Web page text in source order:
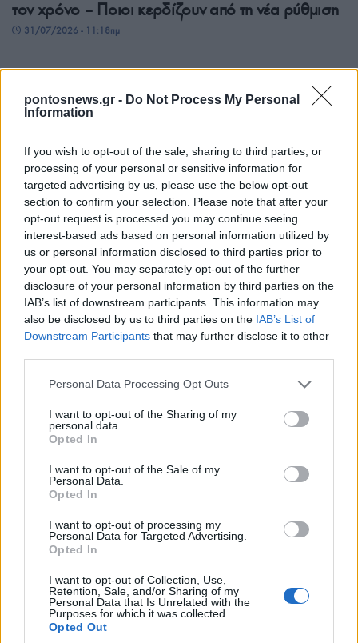
pontosnews.gr - Do Not Process My Personal
Information
If you wish to opt-out of the sale, sharing to third parties, or
processing of your personal or sensitive information for
targeted advertising by us, please use the below opt-out
section to confirm your selection. Please note that after your
opt-out request is processed you may continue seeing
interest-based ads based on personal information utilized by
us or personal information disclosed to third parties prior to
your opt-out. You may separately opt-out of the further
disclosure of your personal information by third parties on the
IAB’s list of downstream participants. This information may
also be disclosed by us to third parties on the IAB’s List of
Downstream Participants that may further disclose it to other
Please note that this website/app uses one or more Google
not limited to your visit or usage behaviour. You may click to
grant or deny consent to Google and its third-party tags to
use your data for below specified purposes in below Google
consent section.
Personal Data Processing Opt Outs
I want to opt-out of the Sharing of my
personal data.
Opted In
I want to opt-out of the Sale of my
Personal Data.
Opted In
I want to opt-out of processing my
Personal Data for Targeted Advertising.
Opted In
I want to opt-out of Collection, Use,
Retention, Sale, and/or Sharing of my
Personal Data that Is Unrelated with the
Purposes for which it was collected.
Opted Out
τον χρόνο – Ποιοι κερδίζουν από τη νέα ρύθμιση
31/07/2026 - 11:18πμ
ΟΙΚΟΝΟΜΙΑ
e-ΕΦΚΑ: Εκτός λειτουργίας για μία εβδομάδα οι
ηλεκτρονικές υπηρεσίες του ΚΕΑΟ – Τι πρέπει να
γνωρίζουν οι οφειλέτες
28/07/2026 - 8:36πμ
ΟΙΚΟΝΟΜΙΑ
Καύσιμα: Στα 15 λεπτά η έκπτωση στο diesel τον
Αύγουστο – Πόσο μειώνεται ένα γέμισμα
26/07/2026 - 10:57πμ